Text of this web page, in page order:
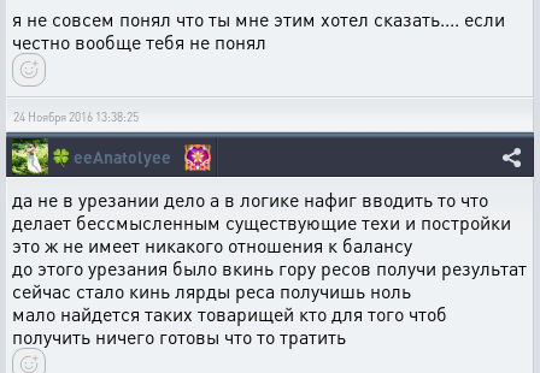
я не совсем понял что ты мне этим хотел сказать.... если
честно вообще тебя не понял
24 Ноября 2016 13:38:25
🍀 eeAnatolyee
да не в урезании дело а в логике нафиг вводить то что
делает бессмысленным существующие техи и постройки
это ж не имеет никакого отношения к балансу
до этого урезания было вкинь гору ресов получи результат
сейчас стало кинь лярды реса получишь ноль
мало найдется таких товарищей кто для того чтоб
получить ничего готовы что то тратить